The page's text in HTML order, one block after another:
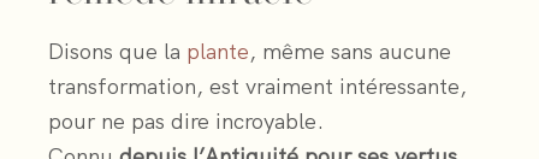
Disons que la plante, même sans aucune
transformation, est vraiment intéressante,
pour ne pas dire incroyable.